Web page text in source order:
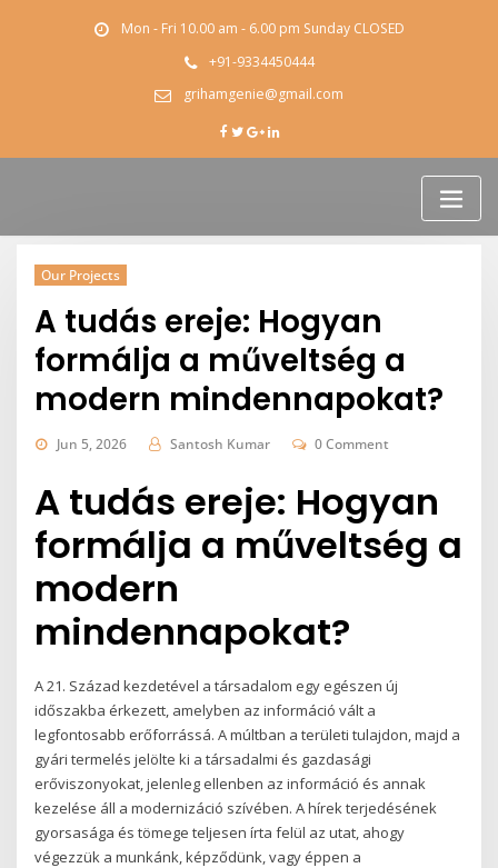
Mon - Fri 10.00 am - 6.00 pm Sunday CLOSED
+91-9334450444
grihamgenie@gmail.com
Our Projects
A tudás ereje: Hogyan
formálja a műveltség a
modern mindennapokat?
Jun 5, 2026 Santosh Kumar 0 Comment
A tudás ereje: Hogyan
formálja a műveltség a
modern
mindennapokat?
A 21. Század kezdetével a társadalom egy egészen új
időszakba érkezett, amelyben az információ vált a
legfontosabb erőforrássá. A múltban a területi tulajdon, majd a
gyári termelés jelölte ki a társadalmi és gazdasági
erőviszonyokat, jelenleg ellenben az információ és annak
kezelése áll a modernizáció szívében. A hírek terjedésének
gyorsasága és tömege teljesen írta felül az utat, ahogy
végezzük a munkánk, képződünk, vagy éppen a